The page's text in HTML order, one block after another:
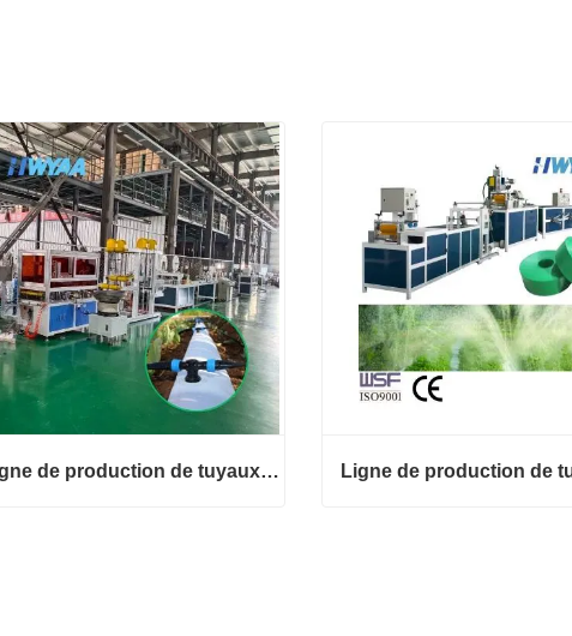
Ligne de production de tuyaux flexibles avec trou de sortie pré-poinçonné